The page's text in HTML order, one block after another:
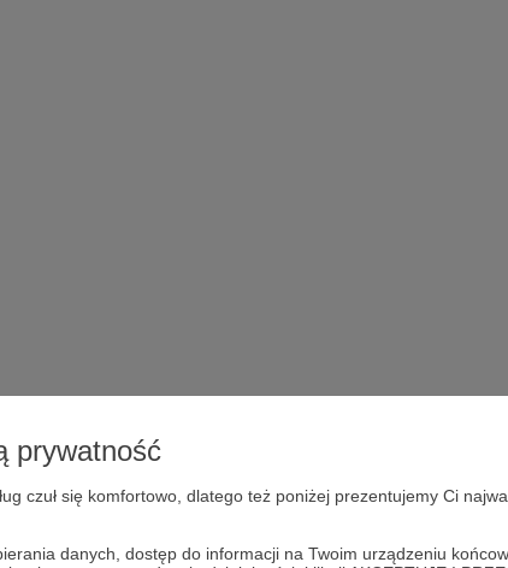
prywatność
czuł się komfortowo, dlatego też poniżej prezentujemy Ci
danych, dostęp do informacji na Twoim urządzeniu